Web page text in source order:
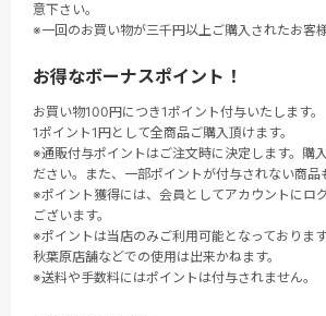
意下さい。
※一回のお買い物が三千円以上ご購入されたお客
お得なボーナスポイント！
お買い物100円につき1ポイント付与いたします。
1ポイント1円として全商品ご購入頂けます。
※通販付与ポイントはご注文時に決定します。購
ださい。また、一部ポイントが付与されない商品
※ポイント獲得には、会員としてアカウントにロ
ございます。
※ポイントは当店のみご利用可能となっておりま
秋葉原店舗などでの使用は出来かねます。
※送料や手数料にはポイントは付与されません。